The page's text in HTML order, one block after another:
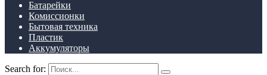
Батарейки
Комиссионки
Бытовая техника
Пластик
Аккумуляторы
Search for: